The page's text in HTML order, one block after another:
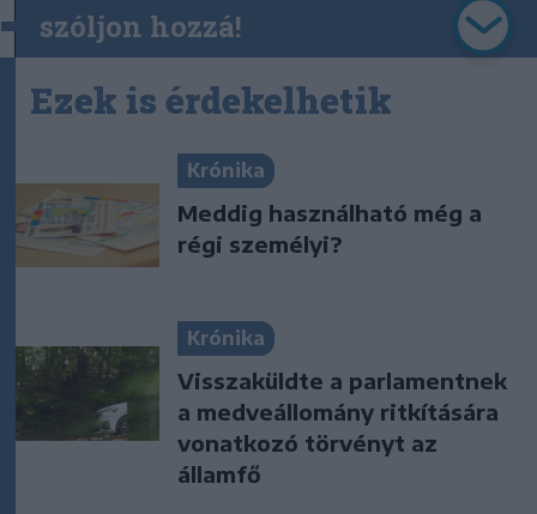
szóljon hozzá!
Ezek is érdekelhetik
Krónika
Meddig használható még a
régi személyi?
Krónika
Visszaküldte a parlamentnek
a medveállomány ritkítására
vonatkozó törvényt az
államfő